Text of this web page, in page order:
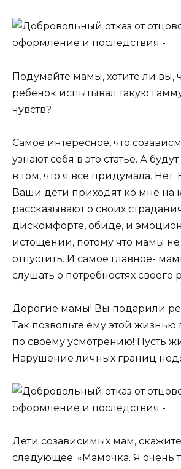
Подумайте мамы, хотите ли вы,
ребенок испытывал такую
чувств?
Самое интересное, что
узнают себя в это статье. А
в том, что я все придумала.
Ваши дети приходят ко мне на
рассказывают о своих
дискомфорте, обиде, и
истощении, потому что мамы не
отпустить. И самое главное-
слушать о потребностях своего
Дорогие мамы! Вы подарили
Так позвольте ему этой жизнью
по своему усмотрению! Пусть
Нарушение личных границ
Дети созависимых мам,
следующее: «Мамочка. Я очень